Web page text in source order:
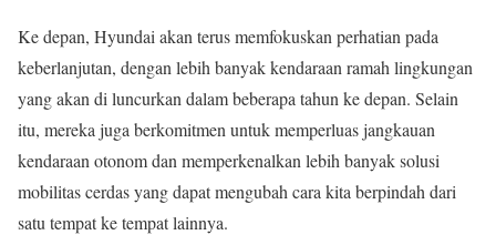
Ke depan, Hyundai akan terus memfokuskan perhatian pada
keberlanjutan, dengan lebih banyak kendaraan ramah lingkungan
yang akan di luncurkan dalam beberapa tahun ke depan. Selain
itu, mereka juga berkomitmen untuk memperluas jangkauan
kendaraan otonom dan memperkenalkan lebih banyak solusi
mobilitas cerdas yang dapat mengubah cara kita berpindah dari
satu tempat ke tempat lainnya.